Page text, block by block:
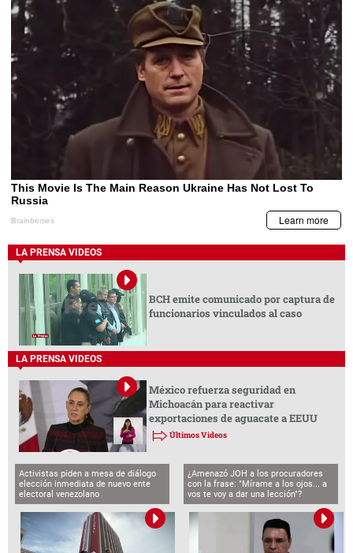
LA PRENSA VIDEOS
BCH emite comunicado por captura de
funcionarios vinculados al caso
LA PRENSA VIDEOS
México refuerza seguridad en
Michoacán para reactivar
exportaciones de aguacate a EEUU
Últimos Videos
Activistas piden a mesa de diálogo
elección inmediata de nuevo ente
electoral venezolano
¿Amenazó JOH a los procuradores
con la frase: "Mírame a los ojos... a
vos te voy a dar una lección"?